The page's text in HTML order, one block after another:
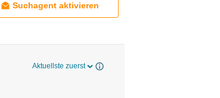
Suchagent aktivieren
Aktuellste zuerst